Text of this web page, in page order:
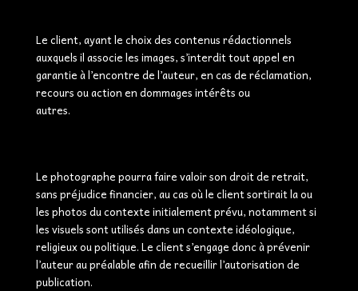
Le client, ayant le choix des contenus rédactionnels
auxquels il associe les images, s’interdit tout appel en
garantie à l’encontre de l’auteur, en cas de réclamation,
recours ou action en dommages intérêts ou
autres.
Le photographe pourra faire valoir son droit de retrait,
sans préjudice financier, au cas où le client sortirait la ou
les photos du contexte initialement prévu, notamment si
les visuels sont utilisés dans un contexte idéologique,
religieux ou politique. Le client s’engage donc à prévenir
l’auteur au préalable afin de recueillir l’autorisation de
publication.